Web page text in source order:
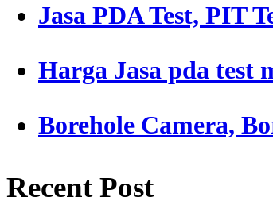
Jasa PDA Test, PIT
Harga Jasa pda test
Borehole Camera,
Recent Post